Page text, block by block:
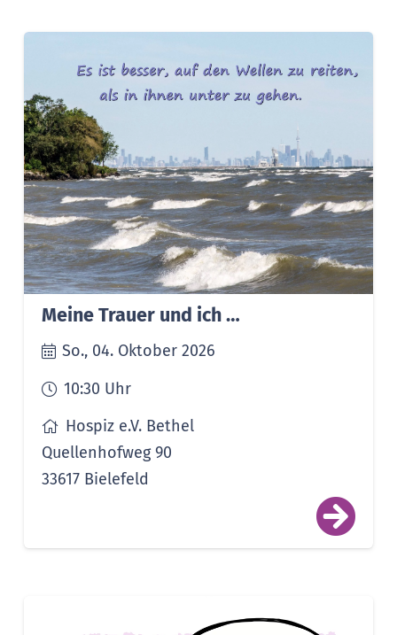
Meine Trauer und ich …
So., 04. Oktober 2026
10:30 Uhr
Hospiz e.V. Bethel
Quellenhofweg 90
33617 Bielefeld